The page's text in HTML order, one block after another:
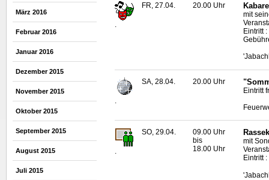
März 2016
Februar 2016
Januar 2016
Dezember 2015
November 2015
Oktober 2015
September 2015
August 2015
Juli 2015
FR, 27.04. 20.00 Uhr
mit
Eintritt
SA, 28.04. 20.00 Uhr
Eintritt
.
SO, 29.04.
09.00 Uhr
bis
18.00 Uhr
mit
Eintritt